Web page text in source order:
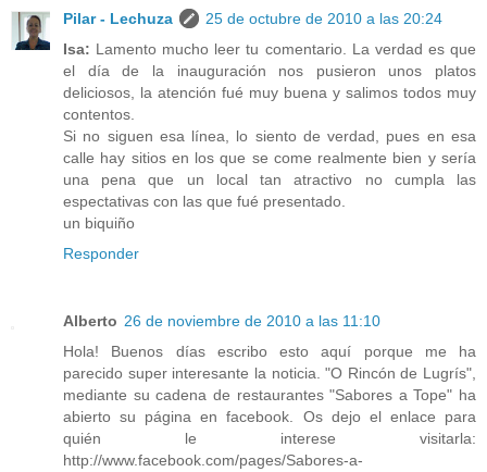
Pilar - Lechuza
25 de octubre de 2010 a las 20:24
Isa: Lamento mucho leer tu comentario. La verdad es que
el día de la inauguración nos pusieron unos platos
deliciosos, la atención fué muy buena y salimos todos muy
contentos.
Si no siguen esa línea, lo siento de verdad, pues en esa
calle hay sitios en los que se come realmente bien y sería
una pena que un local tan atractivo no cumpla las
espectativas con las que fué presentado.
un biquiño
Responder
Alberto 26 de noviembre de 2010 a las 11:10
Hola! Buenos días escribo esto aquí porque me ha
parecido super interesante la noticia. "O Rincón de Lugrís",
mediante su cadena de restaurantes "Sabores a Tope" ha
abierto su página en facebook. Os dejo el enlace para
quién le interese visitarla:
http://www.facebook.com/pages/Sabores-a-